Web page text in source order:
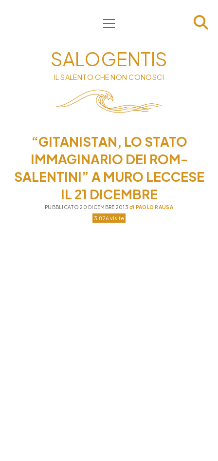
HOME
INFORMATIVA
CONTATTI
PRIVACY & COOKIE POLICY
apri
menu
SALOGENTIS
IL SALENTO CHE NON CONOSCI
“GITANISTAN, LO STATO
IMMAGINARIO DEI ROM-
SALENTINI” A MURO LECCESE
IL 21 DICEMBRE
PUBBLICATO 20 DICEMBRE 2013di PAOLO RAUSA
3.826 visite